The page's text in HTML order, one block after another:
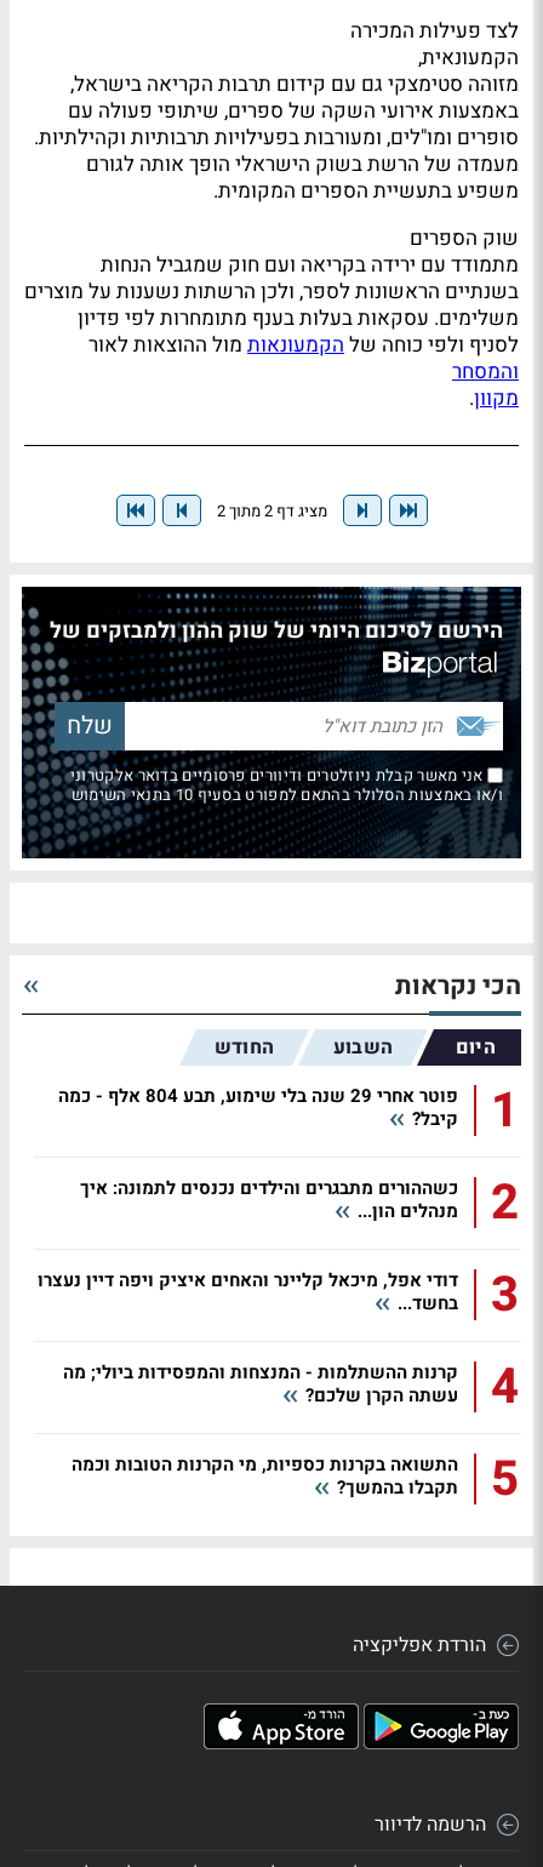
לצד פעילות המכירה
הקמעונאית,
מזוהה סטימצקי גם עם קידום תרבות הקריאה בישראל,
באמצעות אירועי השקה של ספרים, שיתופי פעולה עם
סופרים ומו"לים, ומעורבות בפעילויות תרבותיות וקהילתיות.
מעמדה של הרשת בשוק הישראלי הופך אותה לגורם
משפיע בתעשיית הספרים המקומית.
שוק הספרים
מתמודד עם ירידה בקריאה ועם חוק שמגביל הנחות
בשנתיים הראשונות לספר, ולכן הרשתות נשענות על מוצרים
משלימים. עסקאות בעלות בענף מתומחרות לפי פדיון
לסניף ולפי כוחה שלהקמעונאות מול ההוצאות לאור
והמסחר
מקוון.
מציג דף 2 מתוך 2
הירשם לסיכום היומי של שוק ההון ולמבזקים של
אני מאשר קבלת ניוזלטרים ודיוורים פרסומיים בדואר אלקטרוני
ו/או באמצעות הסלולר בהתאם למפורט בסעיף 10 בתנאי השימוש
הכי נקראות
היום השבוע החודש
1
פוטר אחרי 29 שנה בלי שימוע, תבע 804 אלף - כמה
קיבל?
2
כשההורים מתבגרים והילדים נכנסים לתמונה: איך
מנהלים הון...
3
דודי אפל, מיכאל קליינר והאחים איציק ויפה דיין נעצרו
בחשד...
4
קרנות ההשתלמות - המנצחות והמפסידות ביולי; מה
עשתה הקרן שלכם?
5
התשואה בקרנות כספיות, מי הקרנות הטובות וכמה
תקבלו בהמשך?
הורדת אפליקציה
הרשמה לדיוור